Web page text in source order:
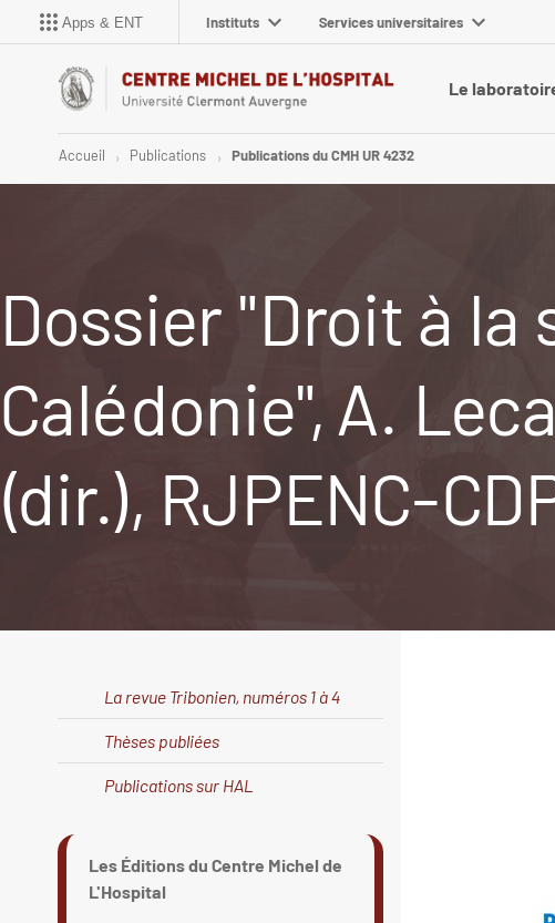
Apps & ENT Instituts Services universitaires
Le
Accueil Publications Publications du CMH UR 4232
Dossier "Droit à
Calédonie", A.
(dir.), RJPENC-
La revue Tribonien, numéros 1 à 4
Thèses publiées
Publications sur HAL
Les Éditions du Centre Michel de
L'Hospital